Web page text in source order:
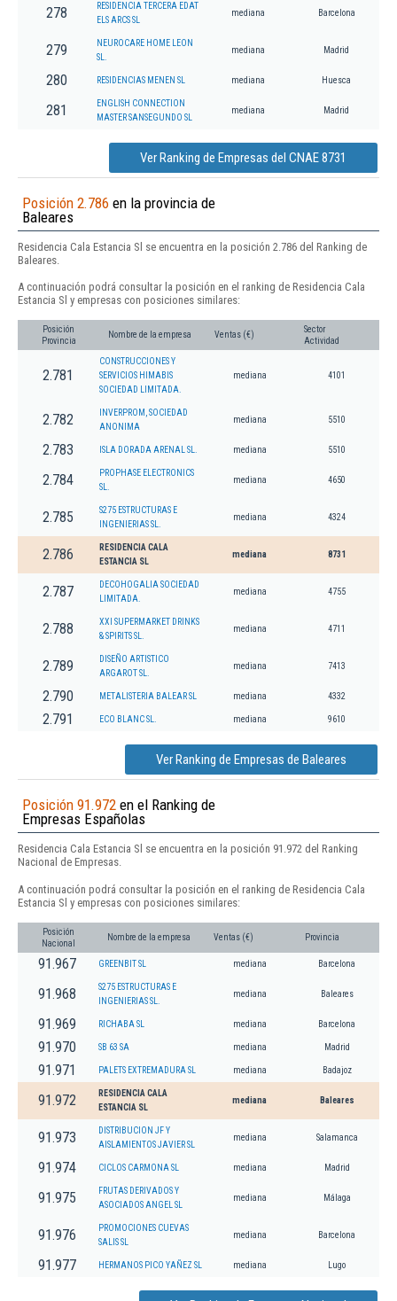
278
RESIDENCIA TERCERA EDAT
ELS ARCS SL
mediana Barcelona
279
NEUROCARE HOME LEON
SL.
mediana Madrid
280 RESIDENCIAS MENEN SL mediana Huesca
281
ENGLISH CONNECTION
MASTER SANSEGUNDO SL
mediana Madrid
Ver Ranking de Empresas del CNAE 8731
Posición 2.786 en la provincia de
Baleares
Residencia Cala Estancia Sl se encuentra en la posición 2.786 del Ranking de
Baleares.
A continuación podrá consultar la posición en el ranking de Residencia Cala
Estancia Sl y empresas con posiciones similares:
Posición
Provincia
Nombre de la empresa Ventas (€)
Sector
Actividad
2.781
CONSTRUCCIONES Y
SERVICIOS HIMABIS
SOCIEDAD LIMITADA.
mediana 4101
2.782
INVERPROM, SOCIEDAD
ANONIMA
mediana 5510
2.783 ISLA DORADA ARENAL SL. mediana 5510
2.784
PROPHASE ELECTRONICS
SL.
mediana 4650
2.785
S275 ESTRUCTURAS E
INGENIERIAS SL.
mediana 4324
2.786
RESIDENCIA CALA
ESTANCIA SL
mediana 8731
2.787
DECOHOGALIA SOCIEDAD
LIMITADA.
mediana 4755
2.788
XXI SUPERMARKET DRINKS
& SPIRITS SL.
mediana 4711
2.789
DISEÑO ARTISTICO
ARGAROT SL.
mediana 7413
2.790 METALISTERIA BALEAR SL mediana 4332
2.791 ECO BLANC SL. mediana 9610
Ver Ranking de Empresas de Baleares
Posición 91.972 en el Ranking de
Empresas Españolas
Residencia Cala Estancia Sl se encuentra en la posición 91.972 del Ranking
Nacional de Empresas.
A continuación podrá consultar la posición en el ranking de Residencia Cala
Estancia Sl y empresas con posiciones similares:
Posición
Nacional
Nombre de la empresa Ventas (€) Provincia
91.967 GREENBIT SL mediana Barcelona
91.968
S275 ESTRUCTURAS E
INGENIERIAS SL.
mediana Baleares
91.969 RICHABA SL mediana Barcelona
91.970 SB 63 SA mediana Madrid
91.971 PALETS EXTREMADURA SL mediana Badajoz
91.972
RESIDENCIA CALA
ESTANCIA SL
mediana Baleares
91.973
DISTRIBUCION JF Y
AISLAMIENTOS JAVIER SL
mediana Salamanca
91.974 CICLOS CARMONA SL mediana Madrid
91.975
FRUTAS DERIVADOS Y
ASOCIADOS ANGEL SL
mediana Málaga
91.976
PROMOCIONES CUEVAS
SALIS SL
mediana Barcelona
91.977 HERMANOS PICO YAÑEZ SL mediana Lugo